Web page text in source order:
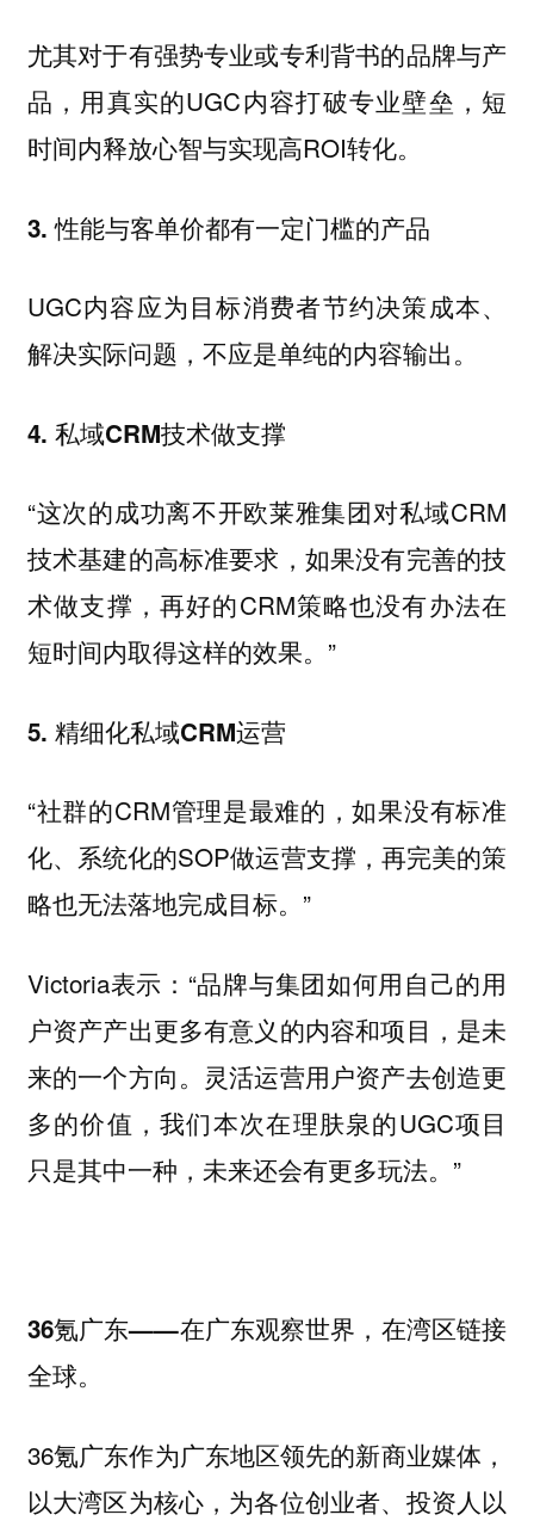
尤其对于有强势专业或专利背书的品牌与产
品，用真实的UGC内容打破专业壁垒，短
时间内释放心智与实现高ROI转化。
3. 性能与客单价都有一定门槛的产品
UGC内容应为目标消费者节约决策成本、
解决实际问题，不应是单纯的内容输出。
4. 私域CRM技术做支撑
“这次的成功离不开欧莱雅集团对私域CRM
技术基建的高标准要求，如果没有完善的技
术做支撑，再好的CRM策略也没有办法在
短时间内取得这样的效果。”
5. 精细化私域CRM运营
“社群的CRM管理是最难的，如果没有标准
化、系统化的SOP做运营支撑，再完美的策
略也无法落地完成目标。”
Victoria表示：“品牌与集团如何用自己的用
户资产产出更多有意义的内容和项目，是未
来的一个方向。灵活运营用户资产去创造更
多的价值，我们本次在理肤泉的UGC项目
只是其中一种，未来还会有更多玩法。”
36氪广东——在广东观察世界，在湾区链接
全球。
36氪广东作为广东地区领先的新商业媒体，
以大湾区为核心，为各位创业者、投资人以